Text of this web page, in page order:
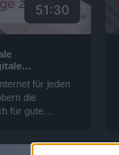
51:30
für jeden
die
für gute